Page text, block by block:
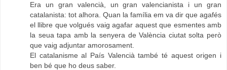
Era un gran valencià, un gran valencianista i un gran
catalanista: tot alhora. Quan la família em va dir que agafés
el llibre que volgués vaig agafar aquest que esmentes amb
la seua tapa amb la senyera de València ciutat solta però
que vaig adjuntar amorosament.
El catalanisme al País Valencià també té aquest origen i
ben bé que ho deus saber.